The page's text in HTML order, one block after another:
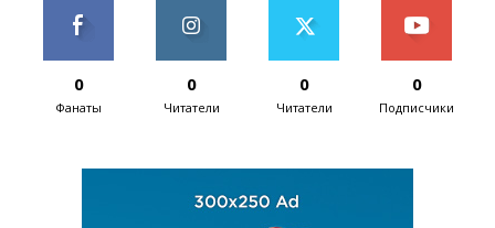
0
Фанаты
0
Читатели
0
Читатели
0
Подписчики